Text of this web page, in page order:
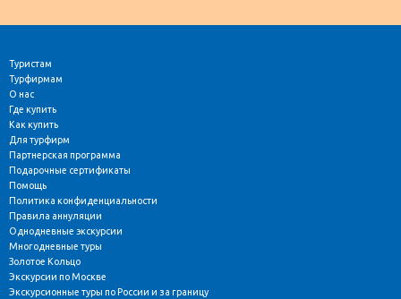
Туристам
Турфирмам
О нас
Где купить
Как купить
Для турфирм
Партнерская программа
Подарочные сертификаты
Помощь
Политика конфиденциальности
Правила аннуляции
Однодневные экскурсии
Многодневные туры
Золотое Кольцо
Экскурсии по Москве
Экскурсионные туры по России и за границу